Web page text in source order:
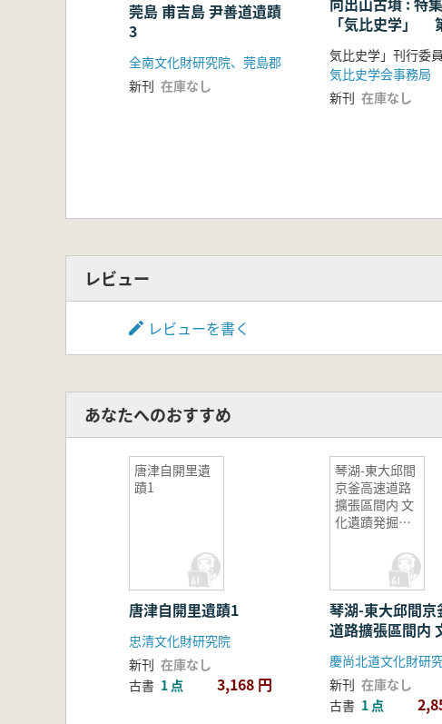
莞島 甫吉島 尹善道遺蹟
3
全南文化財研究院、莞島郡
新刊 在庫なし
「気比史学」
気比史学会事務局
新刊 在庫なし
レビュー
レビューを書く
あなたへのおすすめ
唐津自開里遺
蹟1
唐津自開里遺蹟1
忠清文化財研究院
新刊 在庫なし
古書 1 点 3,168 円
琴湖-東大邱間
京釜高速道路
擴張區間内 文
化遺蹟発掘調
邱鳳舞洞・助
也洞・屯山洞
遺蹟-
琴湖-東大邱間京
道路擴張區間内
蹟発掘調査報告
邱鳳舞洞・助也
洞遺蹟-
新刊 在庫なし
古書 1 点